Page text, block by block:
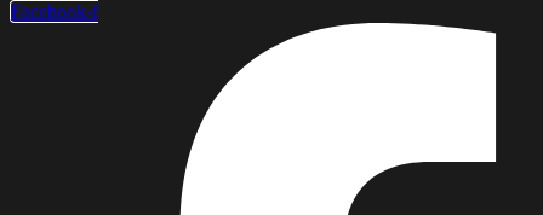
Facebook-f